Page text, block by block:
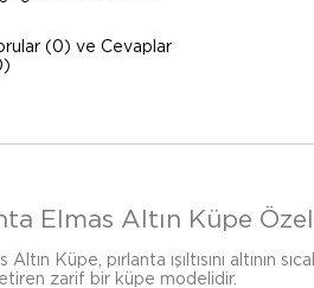
(0) ve Cevaplar
Elmas Altın Küpe
Küpe, pırlanta ışıltısını altının
zarif bir küpe modelidir.